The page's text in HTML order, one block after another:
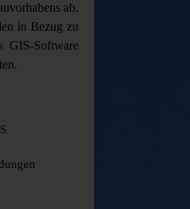
ab.
in Bezug zu
GIS-Software